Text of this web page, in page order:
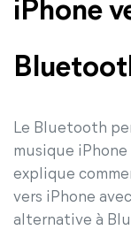
iPhone
Le Bluetooth
musique
explique
vers iPhone
alternative à